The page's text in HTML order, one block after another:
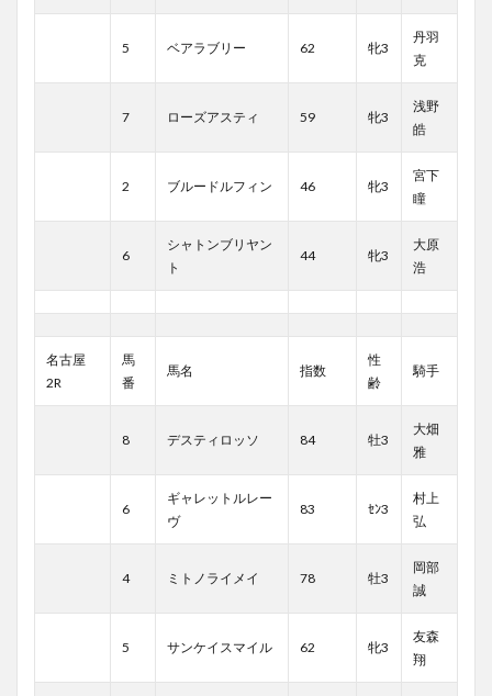
5 ベアラブリー 62 牝3
丹羽
克
7 ローズアスティ 59 牝3
浅野
皓
2 ブルードルフィン 46 牝3
宮下
瞳
6
シャトンブリヤン
ト
44 牝3
大原
浩
名古屋
2R
馬
番
馬名 指数
性
齢
騎手
8 デスティロッソ 84 牡3
大畑
雅
6
ギャレットルレー
ヴ
83 ｾﾝ3
村上
弘
4 ミトノライメイ 78 牡3
岡部
誠
5 サンケイスマイル 62 牝3
友森
翔